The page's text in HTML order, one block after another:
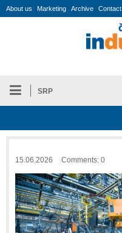
About us Marketing Archive Contact
SRP
15.06.2026 Comments: 0